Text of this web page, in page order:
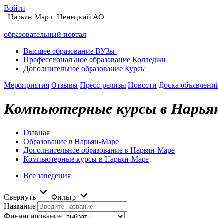
Войти
Нарьян-Мар и Ненецкий АО
образовательный портал
Высшее образование ВУЗы
Профессиональное образование Колледжи
Дополнительное образование Курсы
Мероприятия Отзывы Пресс-релизы Новости Доска
Компьютерные курсы в
Главная
Образование в Нарьян-Маре
Дополнительное образование в Нарьян-Маре
Компьютерные курсы в Нарьян-Маре
Все заведения
Свернуть
Фильтр
Название
Финансирование